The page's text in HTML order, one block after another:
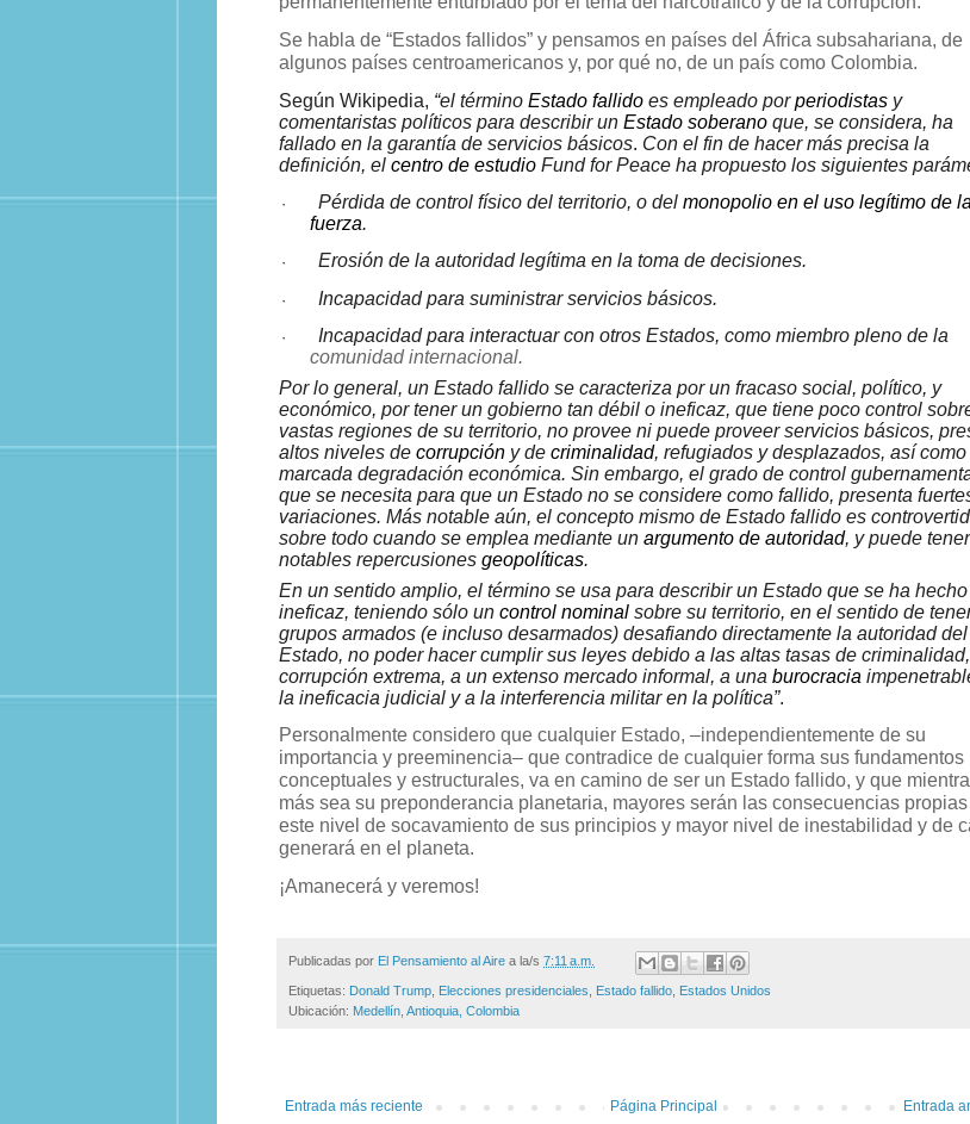
Se habla de “Estados fallidos” y pensamos en países del África subsahariana, de
algunos países centroamericanos y, por qué no, de un país como Colombia.
Según Wikipedia, “el término Estado fallido es empleado porperiodistas y
comentaristas políticos para describir un Estado soberano que, se considera, ha
fallado en la garantía de servicios básicos. Con el fin de hacer más precisa la
definición, el centro de estudio Fund for Peace ha propuesto los siguientes
· Pérdida de control físico del territorio, o del monopolio en el uso legítimo de la
fuerza.
· Erosión de la autoridad legítima en la toma de decisiones.
· Incapacidad para suministrar servicios básicos.
·
Incapacidad para interactuar con otros Estados, como miembro pleno de la
comunidad internacional.
Por lo general, un Estado fallido se caracteriza por un fracaso social, político, y
económico, por tener un gobierno tan débil o ineficaz, que tiene poco control
vastas regiones de su territorio, no provee ni puede proveer servicios básicos,
altos niveles de corrupción y de criminalidad, refugiados y desplazados, así como
marcada degradación económica. Sin embargo, el grado de control
que se necesita para que un Estado no se considere como fallido, presenta
variaciones. Más notable aún, el concepto mismo de Estado fallido es
sobre todo cuando se emplea mediante un argumento de autoridad, y puede tener
notables repercusiones geopolíticas.
En un sentido amplio, el término se usa para describir un Estado que se ha hecho
ineficaz, teniendo sólo un control nominal sobre su territorio, en el sentido de
grupos armados (e incluso desarmados) desafiando directamente la autoridad del
Estado, no poder hacer cumplir sus leyes debido a las altas tasas de
corrupción extrema, a un extenso mercado informal, a una burocracia
la ineficacia judicial y a la interferencia militar en la política”.
Personalmente considero que cualquier Estado, ‒independientemente de su
importancia y preeminencia‒ que contradice de cualquier forma sus fundamentos
conceptuales y estructurales, va en camino de ser un Estado fallido, y que
más sea su preponderancia planetaria, mayores serán las consecuencias
este nivel de socavamiento de sus principios y mayor nivel de inestabilidad y de
generará en el planeta.
¡Amanecerá y veremos!
Publicadas por El Pensamiento al Aire a la/s 7:11 a.m.
Etiquetas: Donald Trump Elecciones presidenciales Estado fallido Estados Unidos
Ubicación: Medellín, Antioquia, Colombia
Entrada más reciente Entrada
Página Principal